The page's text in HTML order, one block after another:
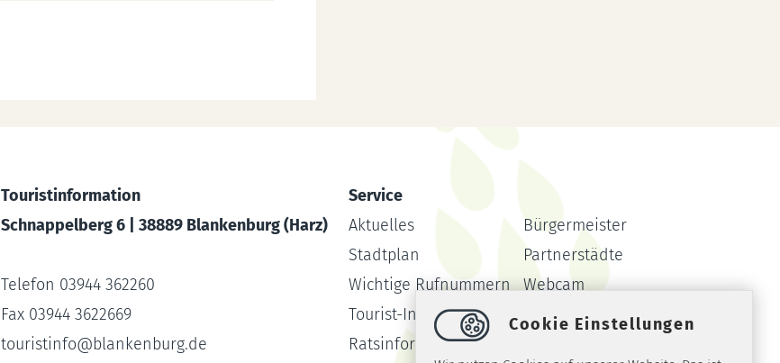
Touristinformation
Schnappelberg 6 | 38889 Blankenburg (Harz)
Telefon 03944 362260
Fax 03944 3622669
touristinfo@blankenburg.de
Service
Aktuelles
Bürgermeister
Stadtplan
Partnerstädte
Wichtige Rufnummern
Webcam
Tourist-Info
Formulare
Ratsinformationssystem
Cookie Einstellungen